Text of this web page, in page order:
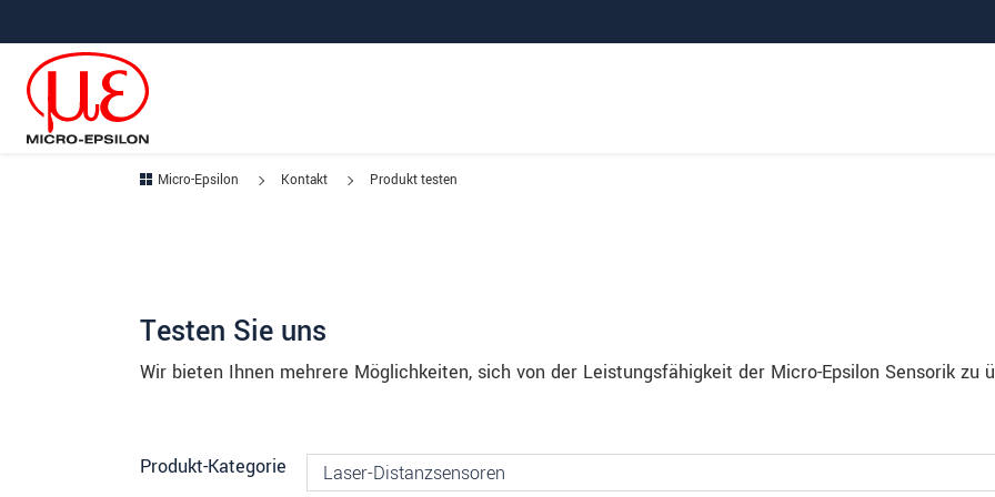
Micro-Epsilon Kontakt Produkt testen
Testen Sie uns
Wir bieten Ihnen mehrere Möglichkeiten, sich von der Leistungsfähigkeit der Micro-Epsilon Sensorik zu
Produkt-Kategorie